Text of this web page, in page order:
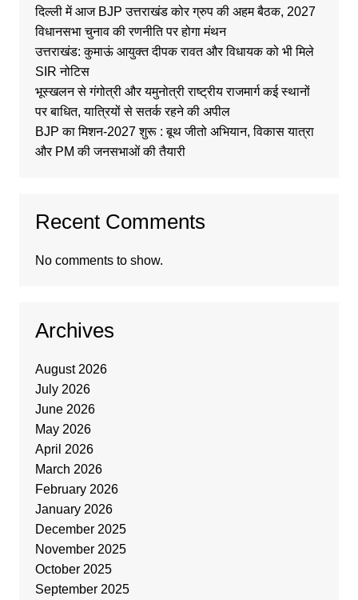
दिल्ली में आज BJP उत्तराखंड कोर ग्रुप की अहम बैठक, 2027
विधानसभा चुनाव की रणनीति पर होगा मंथन
उत्तराखंड: कुमाऊं आयुक्त दीपक रावत और विधायक को भी मिले
SIR नोटिस
भूस्खलन से गंगोत्री और यमुनोत्री राष्ट्रीय राजमार्ग कई स्थानों
पर बाधित, यात्रियों से सतर्क रहने की अपील
BJP का मिशन-2027 शुरू : बूथ जीतो अभियान, विकास यात्रा
और PM की जनसभाओं की तैयारी
Recent Comments
No comments to show.
Archives
August 2026
July 2026
June 2026
May 2026
April 2026
March 2026
February 2026
January 2026
December 2025
November 2025
October 2025
September 2025